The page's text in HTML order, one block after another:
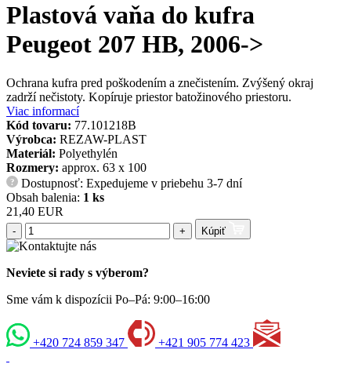
Plastová vaňa do kufra
Peugeot 207 HB, 2006->
Ochrana kufra pred poškodením a znečistením. Zvýšený okraj
zadrží nečistoty. Kopíruje priestor batožinového priestoru.
Viac informací
Kód tovaru: 77.101218B
Výrobca: REZAW-PLAST
Materiál: Polyethylén
Rozmery: approx. 63 x 100
?
Dostupnosť: Expedujeme v priebehu 3-7 dní
Obsah balenia: 1 ks
21,40 EUR
- + Kúpiť
Neviete si rady s výberom?
Sme vám k dispozícii Po–Pá: 9:00–16:00
+420 724 859 347 +421 905 774 423